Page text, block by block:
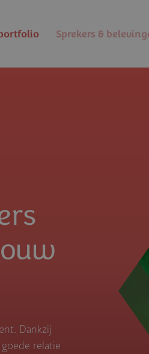
Sprekers &
Dankzij
relatie